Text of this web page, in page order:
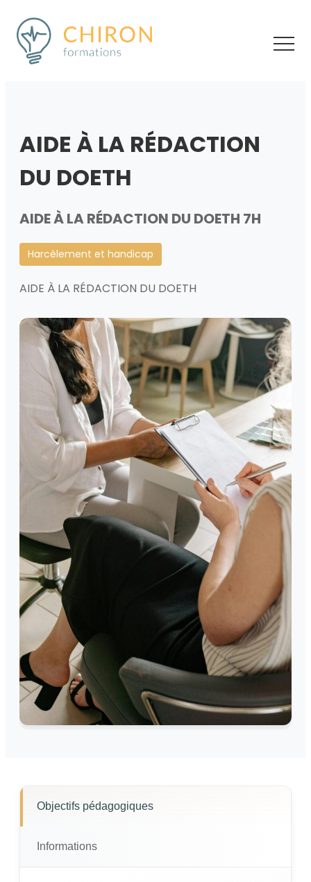
AIDE À LA RÉDACTION
DU DOETH
AIDE À LA RÉDACTION DU DOETH 7H
Harcèlement et handicap
AIDE À LA RÉDACTION DU DOETH
Objectifs pédagogiques
Informations